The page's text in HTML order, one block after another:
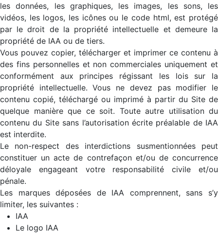
les données, les graphiques, les images, les sons, les
vidéos, les logos, les icônes ou le code html, est protégé
par le droit de la propriété intellectuelle et demeure la
propriété de IAA ou de tiers.
Vous pouvez copier, télécharger et imprimer ce contenu à
des fins personnelles et non commerciales uniquement et
conformément aux principes régissant les lois sur la
propriété intellectuelle. Vous ne devez pas modifier le
contenu copié, téléchargé ou imprimé à partir du Site de
quelque manière que ce soit. Toute autre utilisation du
contenu du Site sans l’autorisation écrite préalable de IAA
est interdite.
Le non-respect des interdictions susmentionnées peut
constituer un acte de contrefaçon et/ou de concurrence
déloyale engageant votre responsabilité civile et/ou
pénale.
Les marques déposées de IAA comprennent, sans s’y
limiter, les suivantes :
IAA
Le logo IAA